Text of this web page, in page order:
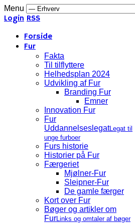
Menu
Login RSS
Forside
Fur
Fakta
Til tilflyttere
Helhedsplan 2024
Udvikling af Fur
Branding Fur
Emner
Innovation Fur
Fur
UddannelseslegatLegat til
unge furboer
Furs historie
Historier på Fur
Færgeriet
Mjølner-Fur
Sleipner-Fur
De gamle færger
Kort over Fur
Bøger og artikler om
FurLinks og omtaler af bøger